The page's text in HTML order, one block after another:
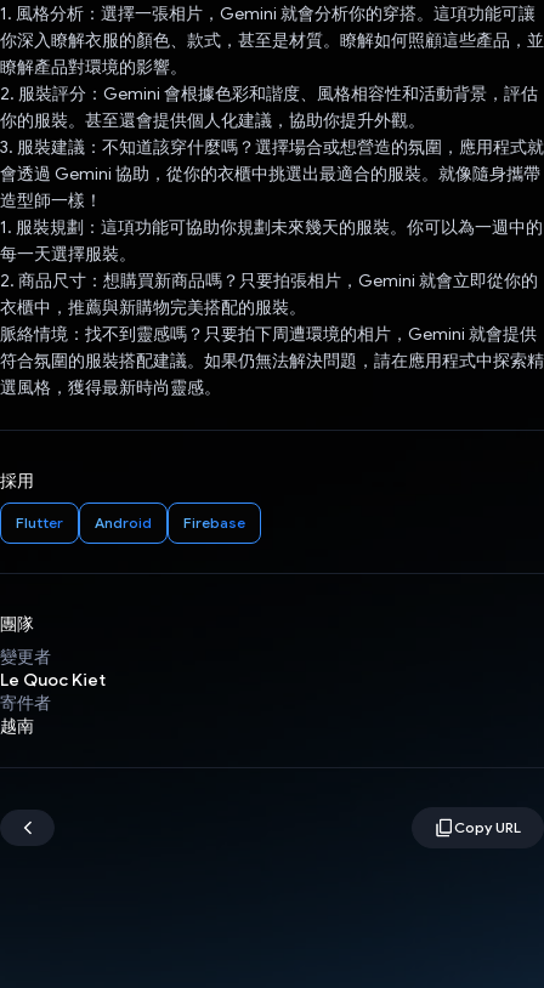
1. 風格分析：選擇一張相片，Gemini 就會分析你的穿搭。這項功能可讓
你深入瞭解衣服的顏色、款式，甚至是材質。瞭解如何照顧這些產品，並
瞭解產品對環境的影響。
2. 服裝評分：Gemini 會根據色彩和諧度、風格相容性和活動背景，評估
你的服裝。甚至還會提供個人化建議，協助你提升外觀。
3. 服裝建議：不知道該穿什麼嗎？選擇場合或想營造的氛圍，應用程式就
會透過 Gemini 協助，從你的衣櫃中挑選出最適合的服裝。就像隨身攜帶
造型師一樣！
1. 服裝規劃：這項功能可協助你規劃未來幾天的服裝。你可以為一週中的
每一天選擇服裝。
2. 商品尺寸：想購買新商品嗎？只要拍張相片，Gemini 就會立即從你的
衣櫃中，推薦與新購物完美搭配的服裝。
脈絡情境：找不到靈感嗎？只要拍下周遭環境的相片，Gemini 就會提供
符合氛圍的服裝搭配建議。如果仍無法解決問題，請在應用程式中探索精
選風格，獲得最新時尚靈感。
採用
Flutter Android Firebase
團隊
變更者
Le Quoc Kiet
寄件者
越南